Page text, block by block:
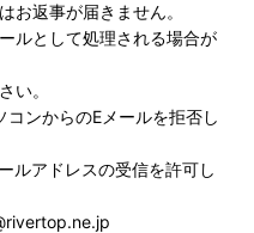
お返事が届きません。
ルとして処理される場合が
い。
ンからのEメールを拒否し
ルアドレスの受信を許可し